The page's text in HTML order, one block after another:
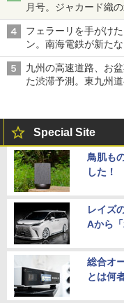
月号。ジャカード織
フェラーリを手がけ
ン。南海電鉄が新た
九州の高速道路、お
た渋滞予測。東九州
Special Site
鳥肌も
した！
レイズ
Aから
総合オ
とは何